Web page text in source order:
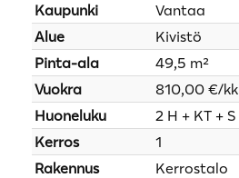
Kaupunki
Vantaa
Alue
Kivistö
Pinta-ala
49,5 m²
Vuokra
810,00 €/kk
Huoneluku
2 H + KT + S
Kerros
1
Rakennus
Kerrostalo